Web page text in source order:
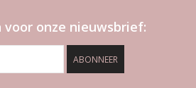
voor onze nieuwsbrief:
ABONNEER